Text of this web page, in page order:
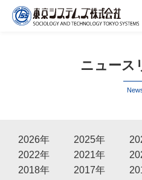
ニュース
2026年 2025年
2022年
2021年
2018年
2017年